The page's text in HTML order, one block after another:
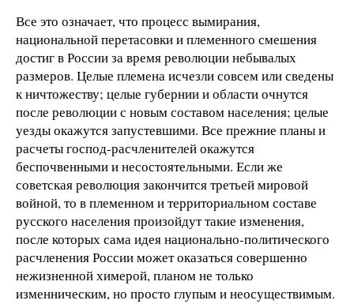
Все это означает, что процесс вымирания,
национальной перетасовки и племенного смешения
достиг в России за время революции небывалых
размеров. Целые племена исчезли совсем или сведены
к ничтожеству; целые губернии и области очнутся
после революции с новым составом населения; целые
уезды окажутся запустевшими. Все прежние планы и
расчеты господ-расчленителей окажутся
беспочвенными и несостоятельными. Если же
советская революция закончится третьей мировой
войной, то в племенном и территориальном составе
русского населения произойдут такие изменения,
после которых сама идея национально-политического
расчленения России может оказаться совершенно
нежизненной химерой, планом не только
изменническим, но просто глупым и неосуществимым.